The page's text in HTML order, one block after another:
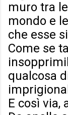
muro tra
mondo e
che esse
Come se
qualcosa
E così via,